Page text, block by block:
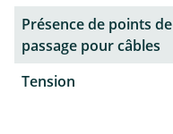
Présence de points de
passage pour câbles
Tension